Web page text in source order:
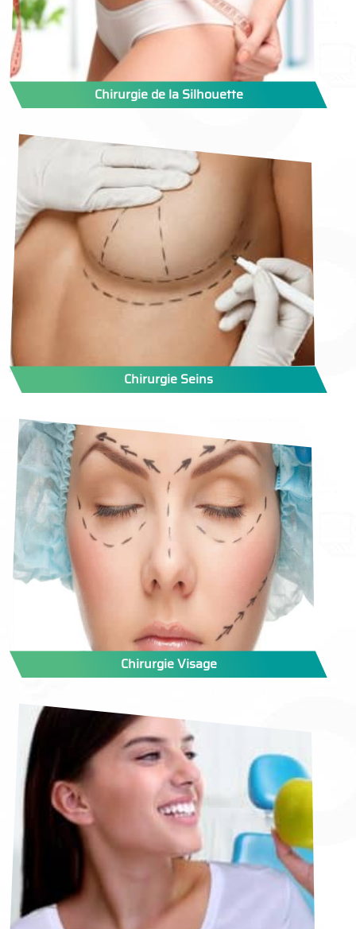
Chirurgie de la Silhouette
Chirurgie Seins
Chirurgie Visage